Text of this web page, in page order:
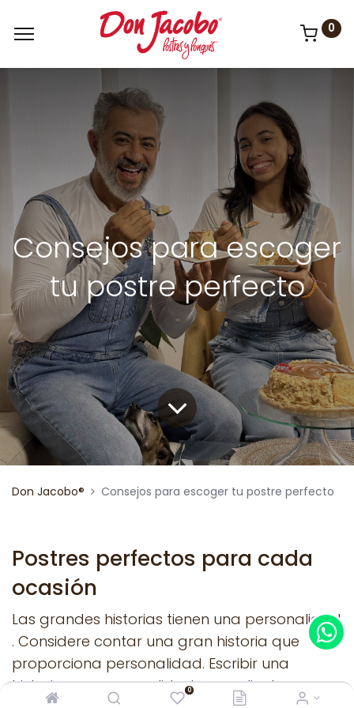
0
0
Consejos para escoger
tu postre perfecto
Don Jacobo® Consejos para escoger tu postre perfecto
Postres perfectos para cada
ocasión
Las grandes historias tienen una personalidad
. Considere contar una gran historia que
proporciona personalidad. Escribir una
historia con personalidad para clientes